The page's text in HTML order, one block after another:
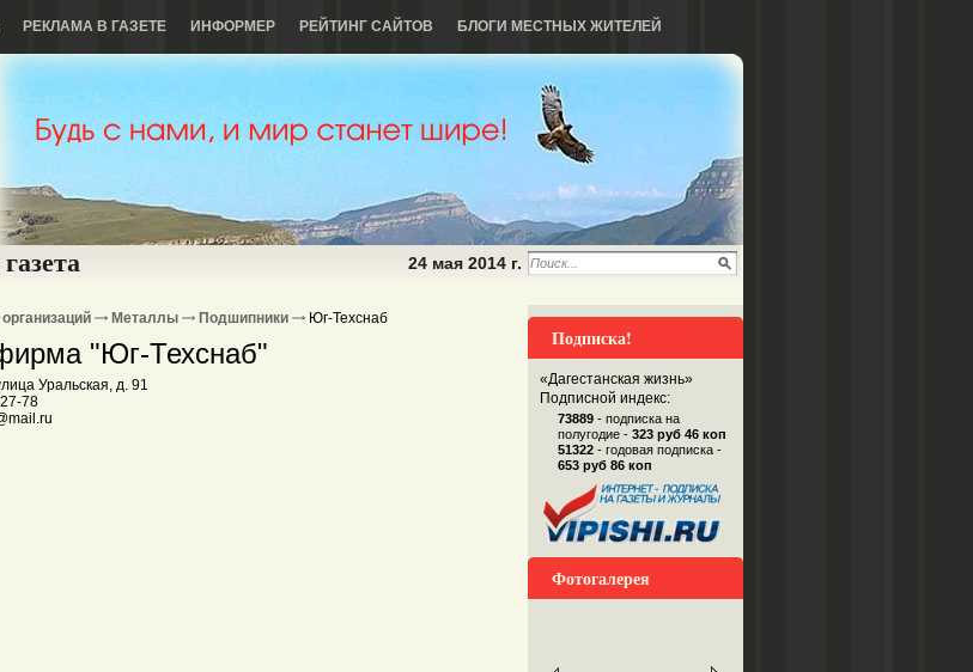
РЕКЛАМА В ГАЗЕТЕ ИНФОРМЕР РЕЙТИНГ САЙТОВ БЛОГИ МЕСТНЫХ ЖИТЕЛЕЙ
24 мая 2014 г.
организаций Металлы Подшипники Юг-Техснаб
"Юг-Техснаб"
Уральская, д. 91
78
Подписка!
«Дагестанская жизнь»
Подписной индекс:
73889 - подписка на
полугодие - 323 руб 46 коп
51322 - годовая подписка -
653 руб 86 коп
Фотогалерея